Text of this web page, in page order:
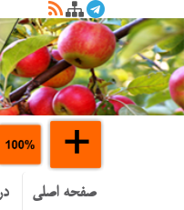
صفحه اصلی